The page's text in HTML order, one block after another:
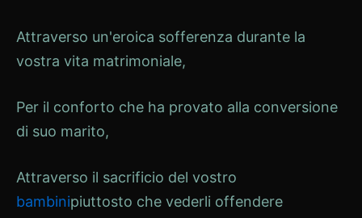
Attraverso un'eroica sofferenza durante la
vostra vita matrimoniale,
Per il conforto che ha provato alla conversione
di suo marito,
Attraverso il sacrificio del vostro
bambinipiuttosto che vederli offendere